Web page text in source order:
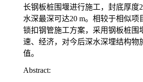
长钢板桩围堰进行施工，封底厚度
水深最深可达20 m。相较于相似项
锁扣钢管施工方案，采用钢板桩围
速、经济，对今后深水深埋结构物
值。
Abstract: